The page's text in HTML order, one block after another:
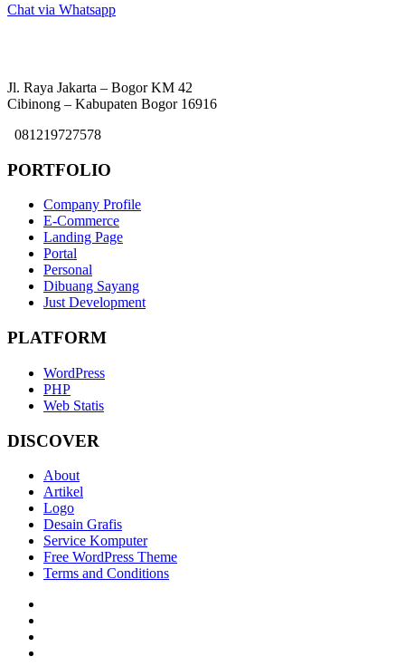
Chat via Whatsapp
Jl. Raya Jakarta – Bogor KM 42
Cibinong – Kabupaten Bogor 16916
081219727578
PORTFOLIO
Company Profile
E-Commerce
Landing Page
Portal
Personal
Dibuang Sayang
Just Development
PLATFORM
WordPress
PHP
Web Statis
DISCOVER
About
Artikel
Logo
Desain Grafis
Service Komputer
Free WordPress Theme
Terms and Conditions